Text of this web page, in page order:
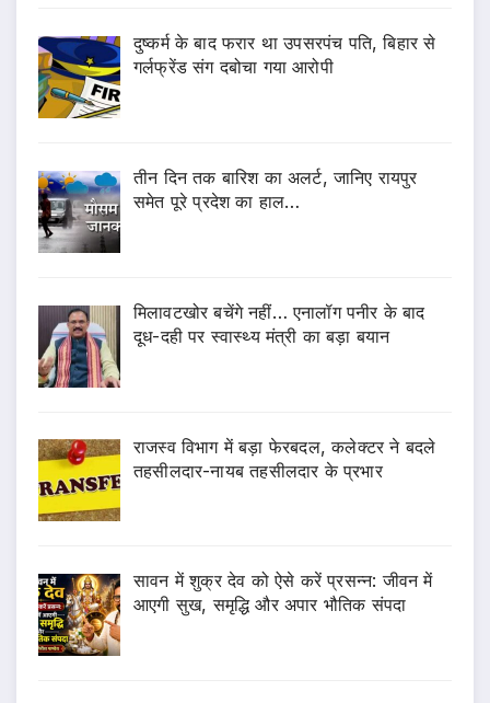
दुष्कर्म के बाद फरार था उपसरपंच पति, बिहार से
गर्लफ्रेंड संग दबोचा गया आरोपी
तीन दिन तक बारिश का अलर्ट, जानिए रायपुर
समेत पूरे प्रदेश का हाल…
मिलावटखोर बचेंगे नहीं… एनालॉग पनीर के बाद
दूध-दही पर स्वास्थ्य मंत्री का बड़ा बयान
राजस्व विभाग में बड़ा फेरबदल, कलेक्टर ने बदले
तहसीलदार-नायब तहसीलदार के प्रभार
सावन में शुक्र देव को ऐसे करें प्रसन्न: जीवन में
आएगी सुख, समृद्धि और अपार भौतिक संपदा